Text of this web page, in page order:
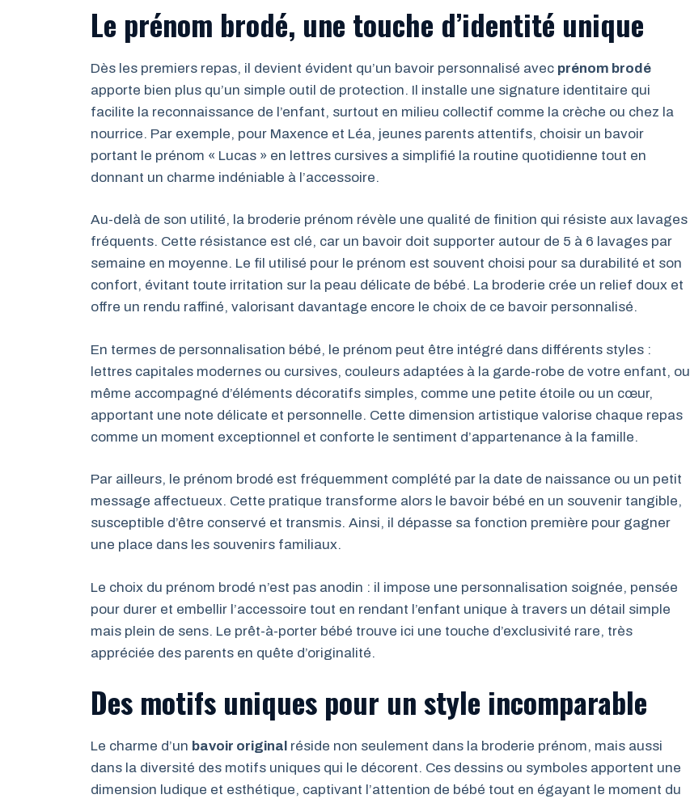
Le prénom brodé, une touche d’identité unique
Dès les premiers repas, il devient évident qu’un bavoir personnalisé avec prénom brodé
apporte bien plus qu’un simple outil de protection. Il installe une signature identitaire qui
facilite la reconnaissance de l’enfant, surtout en milieu collectif comme la crèche ou chez la
nourrice. Par exemple, pour Maxence et Léa, jeunes parents attentifs, choisir un bavoir
portant le prénom « Lucas » en lettres cursives a simplifié la routine quotidienne tout en
donnant un charme indéniable à l’accessoire.
Au-delà de son utilité, la broderie prénom révèle une qualité de finition qui résiste aux lavages
fréquents. Cette résistance est clé, car un bavoir doit supporter autour de 5 à 6 lavages par
semaine en moyenne. Le fil utilisé pour le prénom est souvent choisi pour sa durabilité et son
confort, évitant toute irritation sur la peau délicate de bébé. La broderie crée un relief doux et
offre un rendu raffiné, valorisant davantage encore le choix de ce bavoir personnalisé.
En termes de personnalisation bébé, le prénom peut être intégré dans différents styles :
lettres capitales modernes ou cursives, couleurs adaptées à la garde-robe de votre enfant, ou
même accompagné d’éléments décoratifs simples, comme une petite étoile ou un cœur,
apportant une note délicate et personnelle. Cette dimension artistique valorise chaque repas
comme un moment exceptionnel et conforte le sentiment d’appartenance à la famille.
Par ailleurs, le prénom brodé est fréquemment complété par la date de naissance ou un petit
message affectueux. Cette pratique transforme alors le bavoir bébé en un souvenir tangible,
susceptible d’être conservé et transmis. Ainsi, il dépasse sa fonction première pour gagner
une place dans les souvenirs familiaux.
Le choix du prénom brodé n’est pas anodin : il impose une personnalisation soignée, pensée
pour durer et embellir l’accessoire tout en rendant l’enfant unique à travers un détail simple
mais plein de sens. Le prêt-à-porter bébé trouve ici une touche d’exclusivité rare, très
appréciée des parents en quête d’originalité.
Des motifs uniques pour un style incomparable
Le charme d’un bavoir original réside non seulement dans la broderie prénom, mais aussi
dans la diversité des motifs uniques qui le décorent. Ces dessins ou symboles apportent une
dimension ludique et esthétique, captivant l’attention de bébé tout en égayant le moment du